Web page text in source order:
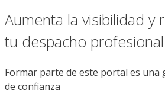
Aumenta la visibilidad y
tu despacho profesional
Formar parte de este portal es una
de confianza